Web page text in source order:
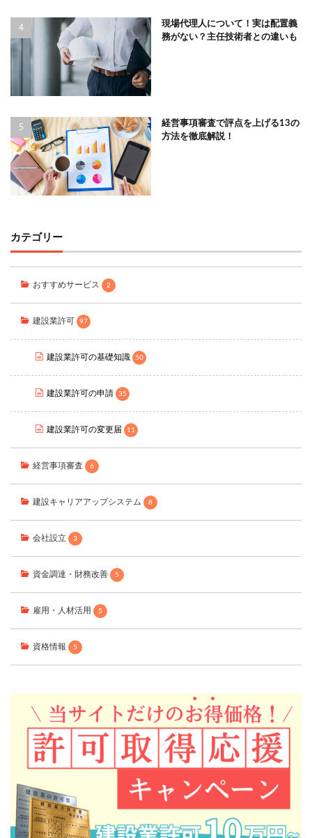
現場代理人について！実は配置義
務がない？主任技術者との違いも
経営事項審査で評点を上げる13の
方法を徹底解説！
カテゴリー
おすすめサービス 2
建設業許可 97
建設業許可の基礎知識 50
建設業許可の申請 35
建設業許可の変更届 11
経営事項審査 6
建設キャリアアップシステム 8
会社設立 3
資金調達・財務改善 5
雇用・人材活用 5
資格情報 5